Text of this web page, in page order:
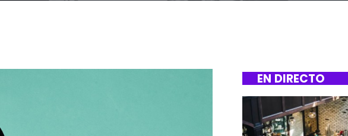
EN DIRECTO